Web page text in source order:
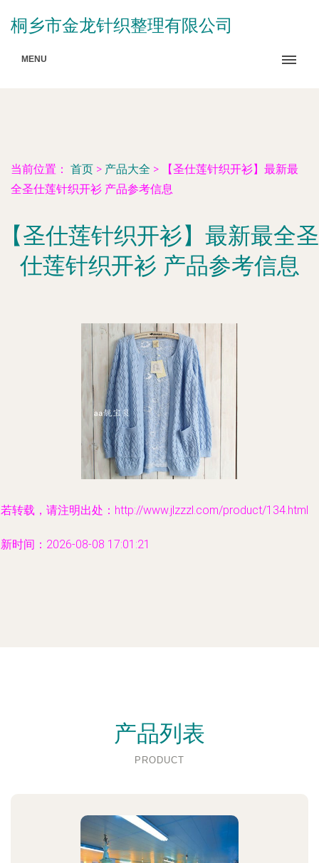
桐乡市金龙针织整理有限公司
MENU
当前位置： 首页 > 产品大全 >
【圣仕莲针织开衫】最新最
全圣仕莲针织开衫 产品参考信息
【圣仕莲针织开衫】最新最全圣
仕莲针织开衫 产品参考信息
转载，请注明出处：http://www.jlzzzl.com/product/134.html
时间：2026-08-08 17:01:21
产品列表
PRODUCT